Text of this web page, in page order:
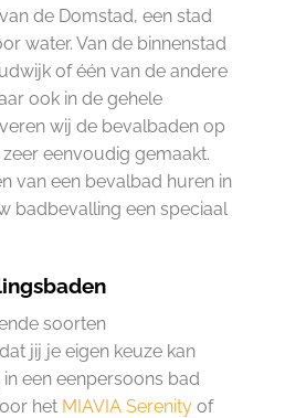
de Domstad, een stad
water. Van de binnenstad
of één van de andere
ook in de gehele
wij de bevalbaden op
eenvoudig gemaakt.
van een bevalbad huren in
badbevalling een speciaal
soorten
jij je eigen keuze kan
een eenpersoons bad
het MIAVIA Serenity of